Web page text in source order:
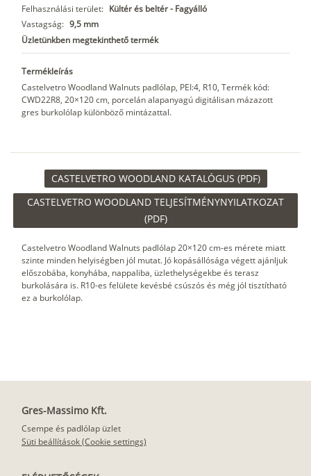
Felhasználási terület: Kültér és beltér - Fagyálló
Vastagság: 9,5 mm
Üzletünkben megtekinthető termék
Termékleírás
Castelvetro Woodland Walnuts padlólap, PEI:4, R10, Termék kód:
CWD22R8, 20×120 cm, porcelán alapanyagú digitálisan mázazott
gres burkolólap különböző mintázattal.
CASTELVETRO WOODLAND KATALÓGUS (PDF)
CASTELVETRO WOODLAND TELJESÍTMÉNYNYILATKOZAT
(PDF)
Castelvetro Woodland Walnuts padlólap 20×120 cm-es mérete miatt
szinte minden helyiségben jól mutat. Jó kopásállósága végett ajánljuk
előszobába, konyhába, nappaliba, üzlethelységekbe és terasz
burkolására is. R10-es felülete kevésbé csúszós és még jól tisztítható
ez a burkolólap.
Gres-Massimo Kft.
Csempe és padlólap üzlet
Süti beállítások (Cookie settings)